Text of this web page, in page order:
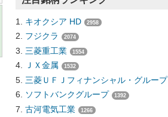
キオクシア HD 2958
フジクラ 2074
三菱重工業 1554
ＪＸ金属 1532
三菱ＵＦＪフィナンシャル・グループ
ソフトバンクグループ 1392
古河電気工業 1266